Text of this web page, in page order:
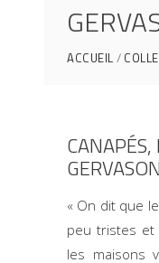
ACCUEIL
« On dit que
peu tristes et
les maisons